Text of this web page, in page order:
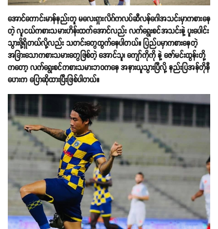
အောင်ကောင်းမာန်နည်းတူ မလေးရှားလိဂ်ကလပ်ဆီလန်ဂေါအသင်းမှာကစားနေ
တဲ့ လူငယ်ကစားသမားဟိန်းထက်အောင်လည်း လက်ရွေးစင်အသင်းနဲ့ ပူးပေါင်း
သွားဖို့ရှိတယ်လို့လည်း သတင်းတွေထွက်နေပါတယ်။ ပြည်ပမှာကစားနေတဲ့
အခြားသောကစားသမားတွေဖြစ်တဲ့ အောင်သူ၊ ကျော်ကိုကို နဲ့ ဇော်မင်းထွန်းတို့
ကတော့ လက်ရွေးစင်ကစားသမားဘ၀က​နေ အနားယူသွားပြီလို့ နည်းပြအန်တိုနီ
ဟေးက ပြောဆိုထားပြီးဖြစ်ပါတယ်။